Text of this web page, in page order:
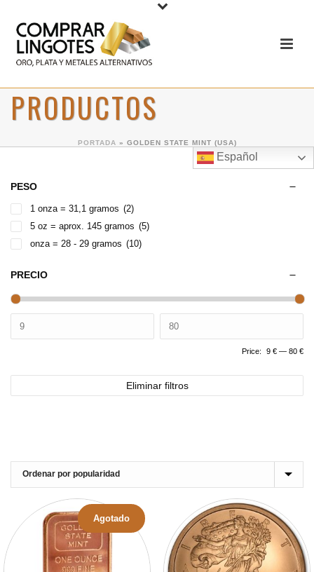
PRODUCTOS
PORTADA » GOLDEN STATE MINT (USA)
Español
Agotado
PESO
1 onza = 31,1 gramos (2)
5 oz = aprox. 145 gramos (5)
onza = 28 - 29 gramos (10)
PRECIO
Price: 9 € — 80 €
Eliminar filtros